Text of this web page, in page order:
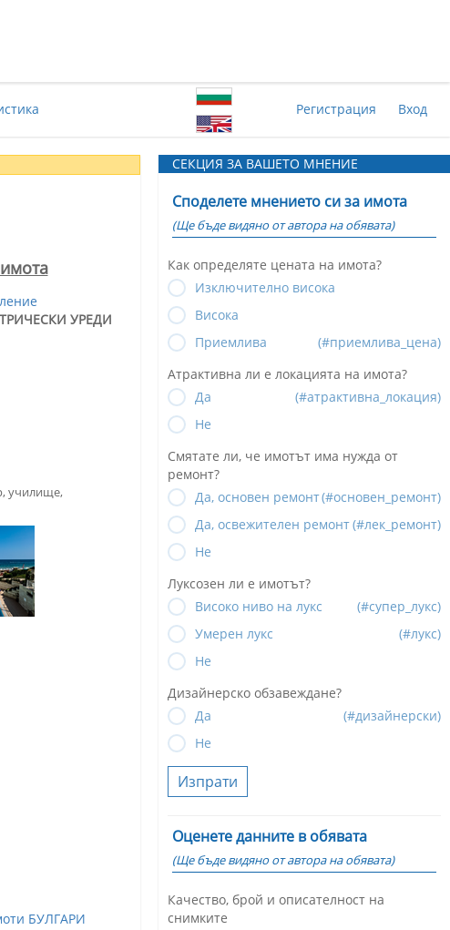
Регистрация Вход
УРЕДИ
училище,
БУЛГАРИ
СЕКЦИЯ ЗА ВАШЕТО МНЕНИЕ
Споделете мнението си за имота
(Ще бъде видяно от автора на обявата)
Как определяте цената на имота?
Изключително висока
Висока
Приемлива
(#приемлива_цена)
Атрактивна ли е локацията на имота?
Да
(#атрактивна_локация)
Не
Смятате ли, че имотът има нужда от
ремонт?
Да, основен ремонт(#основен_ремонт)
Да, освежителен ремонт(#лек_ремонт)
Не
Луксозен ли е имотът?
Високо ниво на лукс
(#супер_лукс)
Умерен лукс
(#лукс)
Не
Дизайнерско обзавеждане?
Да
(#дизайнерски)
Не
Изпрати
Оценете данните в обявата
(Ще бъде видяно от автора на обявата)
Качество, брой и описателност на
снимките